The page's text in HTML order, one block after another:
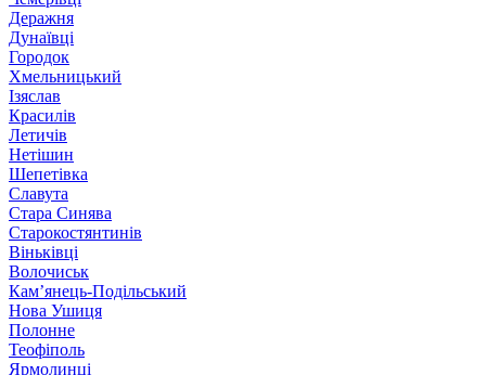
Деражня
Дунаївці
Городок
Хмельницький
Ізяслав
Красилів
Летичів
Нетішин
Шепетівка
Славута
Стара Синява
Старокостянтинів
Віньківці
Волочиськ
Кам’янець-Подільський
Нова Ушиця
Полонне
Теофіполь
Ярмолинці